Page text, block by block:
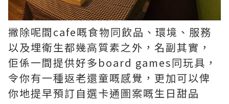
撇除呢間cafe嘅食物同飲品、環境、服務
以及埋衛生都幾高質素之外，名副其實，
佢係一間提供好多board games同玩具，
令你有一種返老還童嘅感覺，更加可以俾
你地提早預訂自選卡通圖案嘅生日甜品